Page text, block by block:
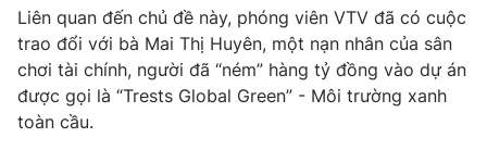
Học trực tuyến
Hitech Công nghệ tương lai
Sản phẩm
Thị trường
Giao lưu trực tuyến
Lịch phát sóng
Liên quan đến chủ đề này, phóng viên VTV đã có cuộc
trao đổi với bà Mai Thị Huyên, một nạn nhân của sân
chơi tài chính, người đã “ném” hàng tỷ đồng vào dự án
được gọi là “Trests Global Green” - Môi trường xanh
toàn cầu.